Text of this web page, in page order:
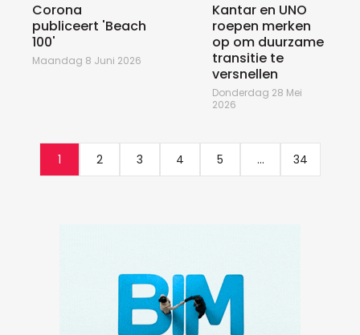
Corona
publiceert 'Beach
100'
Maandag 8 Juni 2026
Kantar en UNO
roepen merken
op om duurzame
transitie te
versnellen
Donderdag 28 Mei
2026
1 2 3 4 5 ... 34